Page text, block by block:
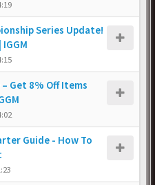
Series Update!
Get 8% Off Items
Guide - How To